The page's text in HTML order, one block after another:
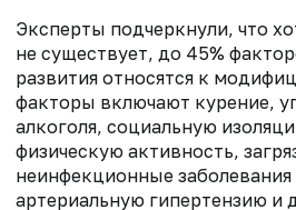
Эксперты подчеркнули, что
не существует, до 45%
развития относятся к
факторы включают курение,
алкоголя, социальную
физическую активность,
неинфекционные
артериальную гипертензию и